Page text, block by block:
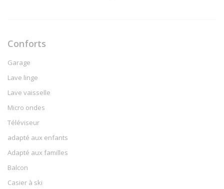
Conforts
Garage
Lave linge
Lave vaisselle
Micro ondes
Téléviseur
adapté aux enfants
Adapté aux familles
Balcon
Casier à ski